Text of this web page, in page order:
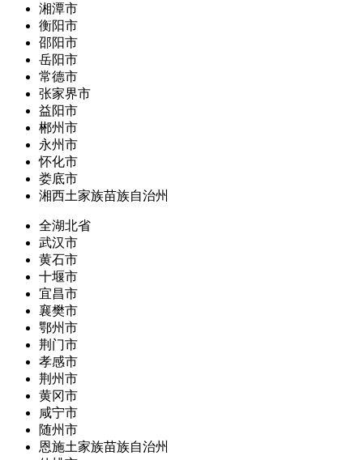
湘潭市
衡阳市
邵阳市
岳阳市
常德市
张家界市
益阳市
郴州市
永州市
怀化市
娄底市
湘西土家族苗族自治州
全湖北省
武汉市
黄石市
十堰市
宜昌市
襄樊市
鄂州市
荆门市
孝感市
荆州市
黄冈市
咸宁市
随州市
恩施土家族苗族自治州